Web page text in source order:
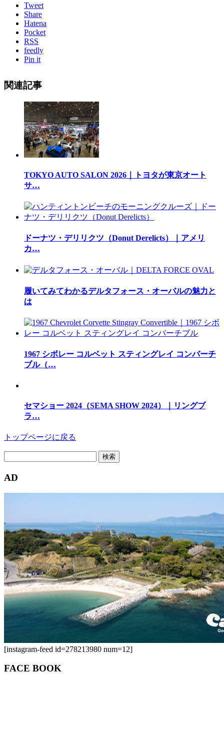
Tweet
Share
Hatena
Pocket
RSS
feedly
Pin it
関連記事
TOKYO AUTO SALON 2026｜トヨタが東京オート
サ…
ドーナツ・デリリクツ（Donut Derelicts）｜アメリ
カ…
履いてみてわかるデルタフォース・オーバルの魅力と
は
1967 シボレー コルベット スティングレイ コンバーチ
ブル（…
セマショー 2024（SEMA SHOW 2024）｜リングブ
ラ…
トップページに戻る
AD
[instagram-feed id=278213980 num=12]
FACE BOOK